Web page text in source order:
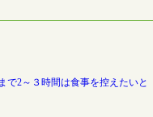
で2～３時間は食事を控えたいと